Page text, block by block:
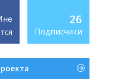
26
Подписчики